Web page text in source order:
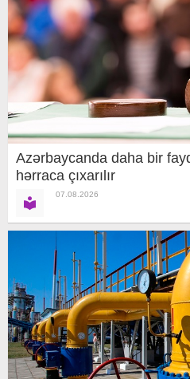
Azərbaycanda daha bir
hərraca çıxarılır
07.08.2026